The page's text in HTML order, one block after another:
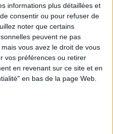
informations plus détaillées et
consentir ou pour refuser de
noter que certains
peuvent ne pas
vous avez le droit de vous
vos préférences ou retirer
en revenant sur ce site et en
en bas de la page Web.
newsletter
S'INSCRIRE